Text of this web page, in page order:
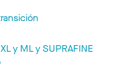
y ML y SUPRAFINE